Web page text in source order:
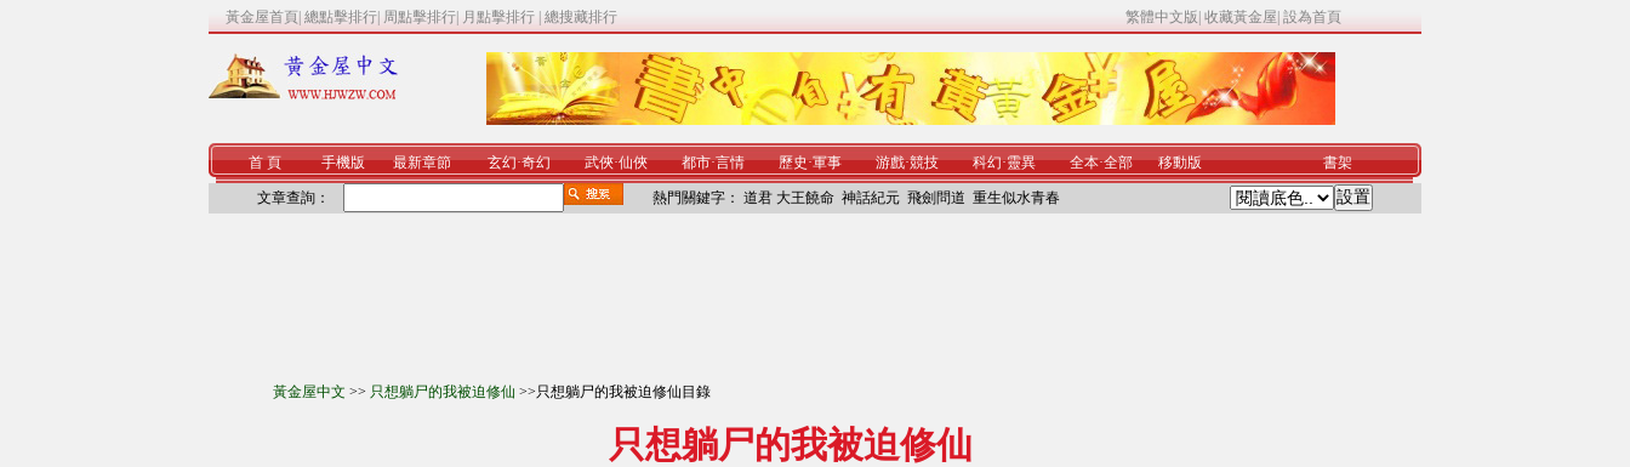
黃金屋首頁 總點擊排行 周點擊排行 月點擊排行 總搜藏排行 繁體中文版 收藏黃金屋 設為首頁
首 頁 手機版 最新章節 玄幻·奇幻 武俠·仙俠 都市·言情 歷史·軍事 游戲·競技 科幻·靈異 全本·全部 移動版 書架
文章查詢： 熱門關鍵字： 道君 大王饒命 神話紀元 飛劍問道 重生似水青春
黃金屋中文 >> 只想躺尸的我被迫修仙 >>只想躺尸的我被迫修仙目錄
只想躺尸的我被迫修仙